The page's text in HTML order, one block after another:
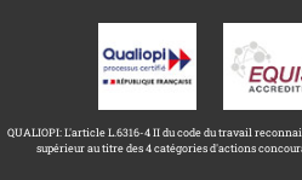
QUALIOPI: L'article L.6316-4 II du code du travail
supérieur au titre des 4 catégories d'actions